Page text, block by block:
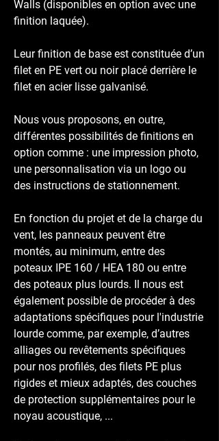
Walls (disponibles en option avec une
finition laquée).
Leur finition de base est constituée d’un
filet en PE vert ou noir placé derrière le
filet en acier lisse galvanisé.
Nous vous proposons, en outre,
différentes possibilités de finitions en
option comme : une impression photo,
une personnalisation via un logo ou
des instructions de stationnement.
En fonction du projet et de la charge du
vent, les panneaux peuvent être
montés, au minimum, entre des
poteaux IPE 160 / HEA 180 ou entre
des poteaux plus lourds. Il nous est
également possible de procéder à des
adaptations spécifiques pour l'industrie
lourde comme, par exemple, d’autres
alliages ou revêtements spécifiques
pour nos profilés, des filets PE plus
rigides et mieux adaptés, des couches
de protection supplémentaires pour le
noyau acoustique, ...